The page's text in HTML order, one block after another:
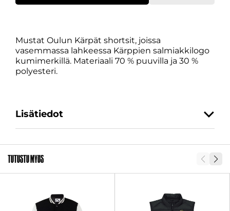
Mustat Oulun Kärpät shortsit, joissa
vasemmassa lahkeessa Kärppien salmiakkilogo
kumimerkillä. Materiaali 70 % puuvilla ja 30 %
polyesteri.
Lisätiedot
Koko
XS, S, M, L, XL, XXL, 3XL
SKU
Tutustu myös